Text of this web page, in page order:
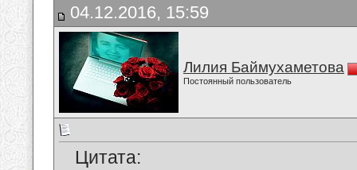
04.12.2016, 15:59
Лилия Баймухаметова
Постоянный пользователь
Цитата: